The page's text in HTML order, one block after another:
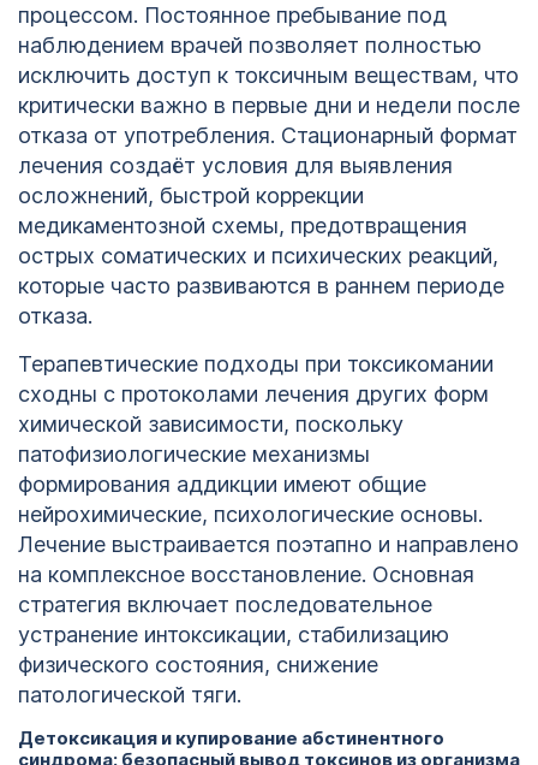
процессом. Постоянное пребывание под
наблюдением врачей позволяет полностью
исключить доступ к токсичным веществам, что
критически важно в первые дни и недели после
отказа от употребления. Стационарный формат
лечения создаёт условия для выявления
осложнений, быстрой коррекции
медикаментозной схемы, предотвращения
острых соматических и психических реакций,
которые часто развиваются в раннем периоде
отказа.
Терапевтические подходы при токсикомании
сходны с протоколами лечения других форм
химической зависимости, поскольку
патофизиологические механизмы
формирования аддикции имеют общие
нейрохимические, психологические основы.
Лечение выстраивается поэтапно и направлено
на комплексное восстановление. Основная
стратегия включает последовательное
устранение интоксикации, стабилизацию
физического состояния, снижение
патологической тяги.
Детоксикация и купирование абстинентного
синдрома: безопасный вывод токсинов из организма